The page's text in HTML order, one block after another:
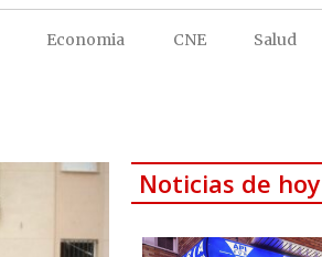
Economia CNE Salud
Noticias de hoy